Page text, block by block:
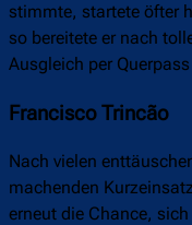
stimmte, startete öfter
so bereitete er nach
Ausgleich per
Francisco Trincão
Nach vielen
machenden
erneut die Chance,